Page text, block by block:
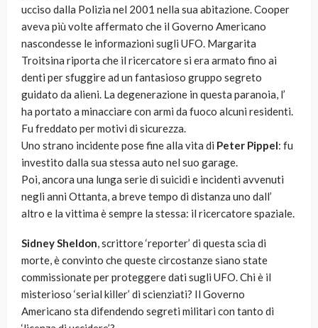
ucciso dalla Polizia nel 2001 nella sua abitazione. Cooper
aveva più volte affermato che il Governo Americano
nascondesse le informazioni sugli UFO. Margarita
Troitsina riporta che il ricercatore si era armato fino ai
denti per sfuggire ad un fantasioso gruppo segreto
guidato da alieni. La degenerazione in questa paranoia, l’
ha portato a minacciare con armi da fuoco alcuni residenti.
Fu freddato per motivi di sicurezza.
Uno strano incidente pose fine alla vita di Peter Pippel: fu
investito dalla sua stessa auto nel suo garage.
Poi, ancora una lunga serie di suicidi e incidenti avvenuti
negli anni Ottanta, a breve tempo di distanza uno dall’
altro e la vittima è sempre la stessa: il ricercatore spaziale.
Sidney Sheldon, scrittore ‘reporter’ di questa scia di
morte, è convinto che queste circostanze siano state
commissionate per proteggere dati sugli UFO. Chi è il
misterioso ‘serial killer’ di scienziati? Il Governo
Americano sta difendendo segreti militari con tanto di